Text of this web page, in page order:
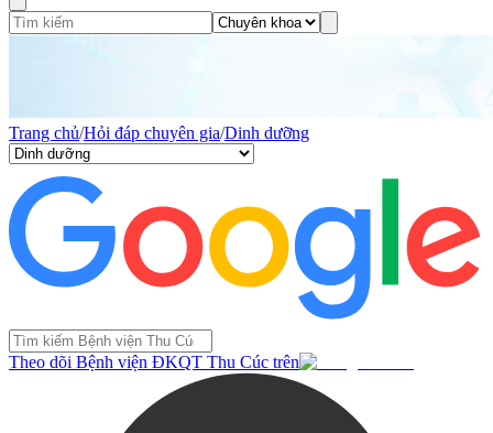
Trang chủ/Hỏi đáp chuyên gia/Dinh dưỡng
Theo dõi Bệnh viện ĐKQT Thu Cúc trên